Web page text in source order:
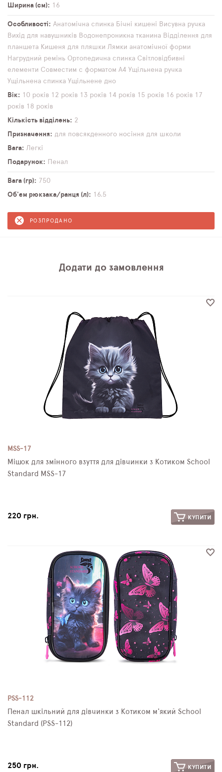
Ширина (см)
16
Особливості Анатомічна спинка Бічні кишені Висувна ручка
Вихід для навушників Водонепроникна тканина Відділення для
планшета Кишеня для пляшки Лямки анатомічної форми
Нагрудний ремінь Ортопедична спинка Світловідбивні
елементи Совместим с форматом А4 Ущільнена ручка
Ущільнена спинка Ущільнене дно
Вік
10 років 12 років 13 років 14 років 15 років 16 років 17
років 18 років
Кількість відділень
2
Призначення
для повсякденного носіння для школи
Вага
Легкі
Подарунок
Пенал
Вага (гр)
750
Об'єм рюкзака/ранця (л)
16,5
РОЗПРОДАНО
Додати до замовлення
MSS-17
Мішок для змінного взуття для дівчинки з Котиком School
Standard MSS-17
220 грн. КУПИТИ
PSS-112
Пенал шкільний для дівчинки з Котиком м'який School
Standard (PSS-112)
250 грн. КУПИТИ